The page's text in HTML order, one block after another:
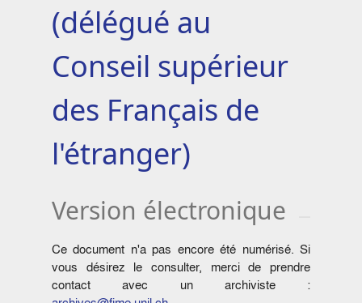
(délégué au
Conseil supérieur
des Français de
l'étranger)
Version électronique
Ce document n'a pas encore été numérisé. Si
vous désirez le consulter, merci de prendre
contact avec un archiviste :